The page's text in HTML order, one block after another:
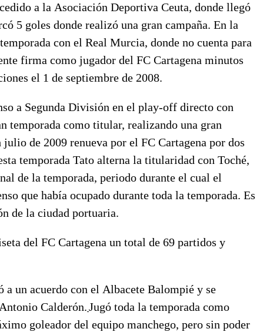
a la Asociación Deportiva Ceuta, donde llegó
5 goles donde realizó una gran campaña. En la
con el Real Murcia, donde no cuenta para
firma como jugador del FC Cartagena minutos
el 1 de septiembre de 2008.
a Segunda División en el play-off directo con
temporada como titular, realizando una gran
de 2009 renueva por el FC Cartagena por dos
temporada Tato alterna la titularidad con Toché,
de la temporada, periodo durante el cual el
que había ocupado durante toda la temporada. Es
de la ciudad portuaria.
del FC Cartagena un total de 69 partidos y
un acuerdo con el Albacete Balompié y se
Calderón.Jugó toda la temporada como
goleador del equipo manchego, pero sin poder